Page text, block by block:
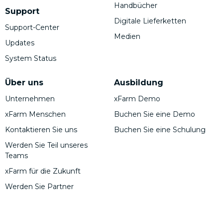
Support
Support-Center
Updates
System Status
Über uns
Unternehmen
xFarm Menschen
Kontaktieren Sie uns
Werden Sie Teil unseres
Teams
xFarm für die Zukunft
Werden Sie Partner
Handbücher
Digitale Lieferketten
Medien
Ausbildung
xFarm Demo
Buchen Sie eine Demo
Buchen Sie eine Schulung